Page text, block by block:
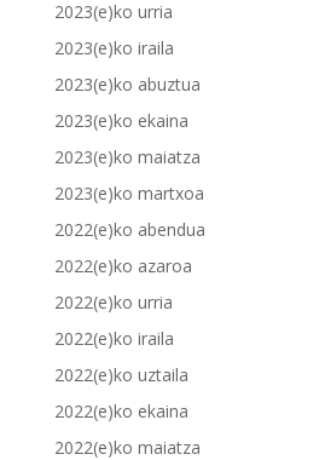
2023(e)ko urria
2023(e)ko iraila
2023(e)ko abuztua
2023(e)ko ekaina
2023(e)ko maiatza
2023(e)ko martxoa
2022(e)ko abendua
2022(e)ko azaroa
2022(e)ko urria
2022(e)ko iraila
2022(e)ko uztaila
2022(e)ko ekaina
2022(e)ko maiatza